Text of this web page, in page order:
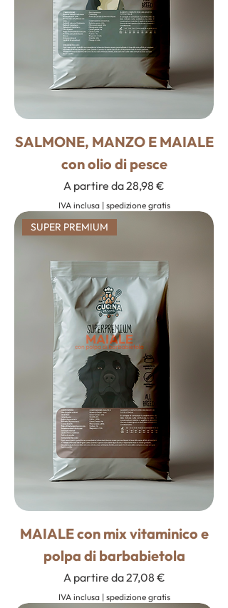
SALMONE, MANZO E MAIALE
con olio di pesce
A partire da28,98 €
Prezzo scontato
IVA inclusa| spedizione gratis
SUPER PREMIUM
MAIALE con mix vitaminico e
polpa di barbabietola
A partire da27,08 €
Prezzo scontato
IVA inclusa| spedizione gratis